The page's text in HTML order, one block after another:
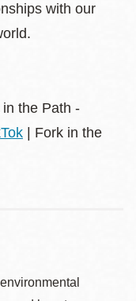
with our
in the Path -
| Fork in the